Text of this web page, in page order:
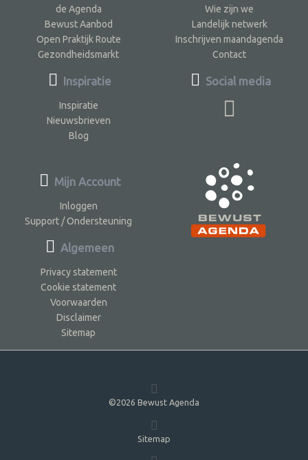
de Agenda
Bewust Aanbod
Open Praktijk Route
Gezondheidsmarkt
Inspiratie
Inspiratie
Nieuwsbrieven
Blog
Wie zijn we
Landelijk netwerk
Inschrijven maandagenda
Contact
Social media
Mijn Account
Inloggen
Support / Ondersteuning
Algemeen
Privacy statement
Cookie statement
Voorwaarden
Disclaimer
Sitemap
©2026 Bewust Agenda
Sitemap